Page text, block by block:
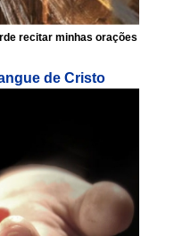
recitar minhas orações
de Cristo